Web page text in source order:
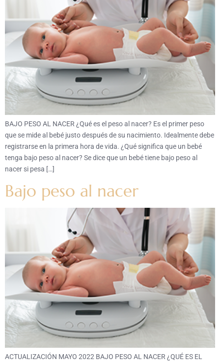
BAJO PESO AL NACER ¿Qué es el peso al nacer? Es el primer peso
que se mide al bebé justo después de su nacimiento. Idealmente debe
registrarse en la primera hora de vida. ¿Qué significa que un bebé
tenga bajo peso al nacer? Se dice que un bebé tiene bajo peso al
nacer si pesa […]
Bajo peso al nacer
ACTUALIZACIÓN MAYO 2022 BAJO PESO AL NACER ¿QUÉ ES EL